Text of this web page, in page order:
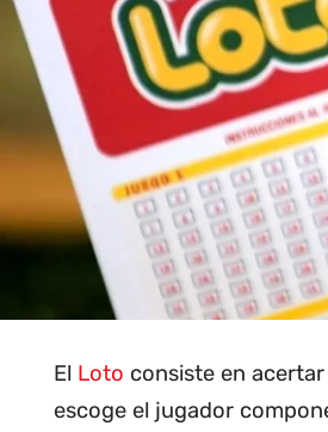
El Loto consiste en
escoge el jugador